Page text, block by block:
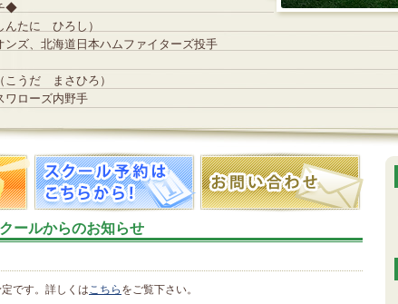
◆
たに ひろし）
ズ、北海道日本ハムファイターズ投手
うだ まさひろ）
ローズ内野手
ールからのお知らせ
です。詳しくはこちら をご覧下さい。